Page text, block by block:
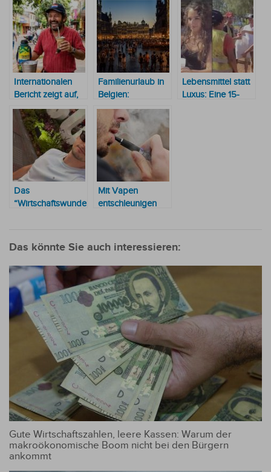
Internationalen
Bericht zeigt auf,
dass die
Menschen in
Paraguay ihren
Alltag am meisten
genießen
Familienurlaub in
Belgien:
Reisetipps für
Eltern mit Baby
oder Kind
Lebensmittel statt
Luxus: Eine 15-
Das
“Wirtschaftswunder“
Reisender packt
Mit Vapen
entschleunigen
im Alltag
Das könnte Sie auch interessieren:
Gute Wirtschaftszahlen, leere Kassen: Warum der
makroökonomische Boom nicht bei den Bürgern
ankommt